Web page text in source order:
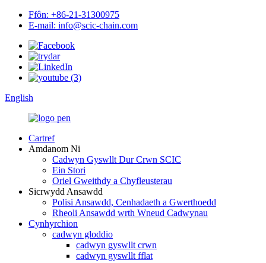
Ffôn: +86-21-31300975
E-mail: info@scic-chain.com
English
Cartref
Amdanom Ni
Cadwyn Gyswllt Dur Crwn SCIC
Ein Stori
Oriel Gweithdy a Chyfleusterau
Sicrwydd Ansawdd
Polisi Ansawdd, Cenhadaeth a Gwerthoedd
Rheoli Ansawdd wrth Wneud Cadwynau
Cynhyrchion
cadwyn gloddio
cadwyn gyswllt crwn
cadwyn gyswllt fflat